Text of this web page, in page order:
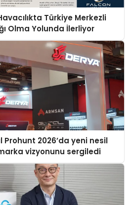
Türkiye Merkezli
Olma Yolunda İlerliyor
2026’da yeni nesil
vizyonunu sergiledi